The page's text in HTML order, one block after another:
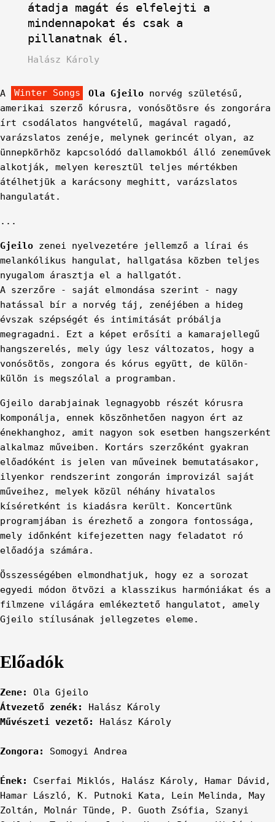
átadja magát és elfelejti a
mindennapokat és csak a
pillanatnak él.
Halász Károly
A Winter Songs Ola Gjeilo norvég születésű,
amerikai szerző kórusra, vonósötösre és zongorára
írt csodálatos hangvételű, magával ragadó,
varázslatos zenéje, melynek gerincét olyan, az
ünnepkörhöz kapcsolódó dallamokból álló zeneművek
alkotják, melyen keresztül teljes mértékben
átélhetjük a karácsony meghitt, varázslatos
hangulatát.
...
Gjeilo zenei nyelvezetére jellemző a lírai és
melankólikus hangulat, hallgatása közben teljes
nyugalom árasztja el a hallgatót.
A szerzőre - saját elmondása szerint - nagy
hatással bír a norvég táj, zenéjében a hideg
évszak szépségét és intimitását próbálja
megragadni. Ezt a képet erősíti a kamarajellegű
hangszerelés, mely úgy lesz változatos, hogy a
vonósötös, zongora és kórus együtt, de külön-
külön is megszólal a programban.
Gjeilo darabjainak legnagyobb részét kórusra
komponálja, ennek köszönhetően nagyon ért az
énekhanghoz, amit nagyon sok esetben hangszerként
alkalmaz műveiben. Kortárs szerzőként gyakran
előadóként is jelen van műveinek bemutatásakor,
ilyenkor rendszerint zongorán improvizál saját
műveihez, melyek közül néhány hivatalos
kíséretként is kiadásra került. Koncertünk
programjában is érezhető a zongora fontossága,
mely időnként kifejezetten nagy feladatot ró
előadója számára.
Összességében elmondhatjuk, hogy ez a sorozat
egyedi módon ötvözi a klasszikus harmóniákat és a
filmzene világára emlékeztető hangulatot, amely
Gjeilo stílusának jellegzetes eleme.
Előadók
Zene:
Ola Gjeilo
Átvezető zenék:
Halász Károly
Művészeti vezető:
Halász Károly
Zongora: Somogyi Andrea
Ének:
Cserfai Miklós, Halász Károly, Hamar Dávid,
Hamar László, K. Putnoki Kata, Lein Melinda, May
Zoltán, Molnár Tünde, P. Guoth Zsófia, Szanyi